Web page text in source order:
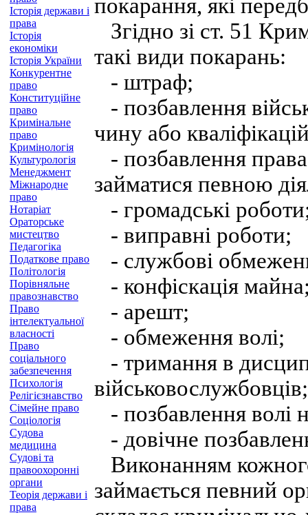
Історія держави і
права
Історія
економіки
Історія України
Конкурентне
право
Конституційне
право
Кримінальне
право
Кримінологія
Культурологія
Менеджмент
Міжнародне
право
Нотаріат
Ораторське
мистецтво
Педагогіка
Податкове право
Політологія
Порівняльне
правознавство
Право
інтелектуальної
власності
Право
соціального
забезпечення
Психологія
Релігієзнавство
Сімейне право
Соціологія
Судова
медицина
Судові та
правоохоронні
органи
Теорія держави і
права
покарання, які
Згідно зі ст. 51
такі види покарань:
- штраф;
- позбавлення
чину або
- позбавлення
займатися певною
- громадські
- виправні роботи;
- службові
- конфіскація
- арешт;
- обмеження волі;
- тримання в
військовослужбовців;
- позбавлення волі
- довічне
Виконанням
займається певний